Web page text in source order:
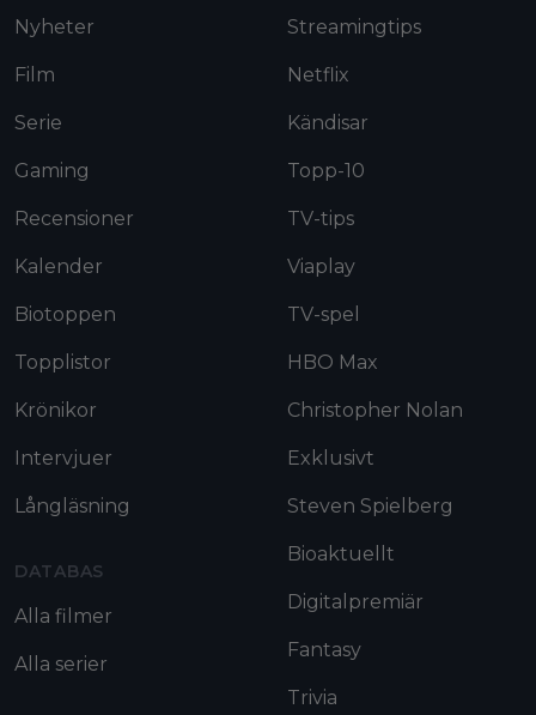
Nyheter
Film
Serie
Gaming
Recensioner
Kalender
Biotoppen
Topplistor
Krönikor
Intervjuer
Långläsning
DATABAS
Alla filmer
Alla serier
Streamingtips
Netflix
Kändisar
Topp-10
TV-tips
Viaplay
TV-spel
HBO Max
Christopher Nolan
Exklusivt
Steven Spielberg
Bioaktuellt
Digitalpremiär
Fantasy
Trivia